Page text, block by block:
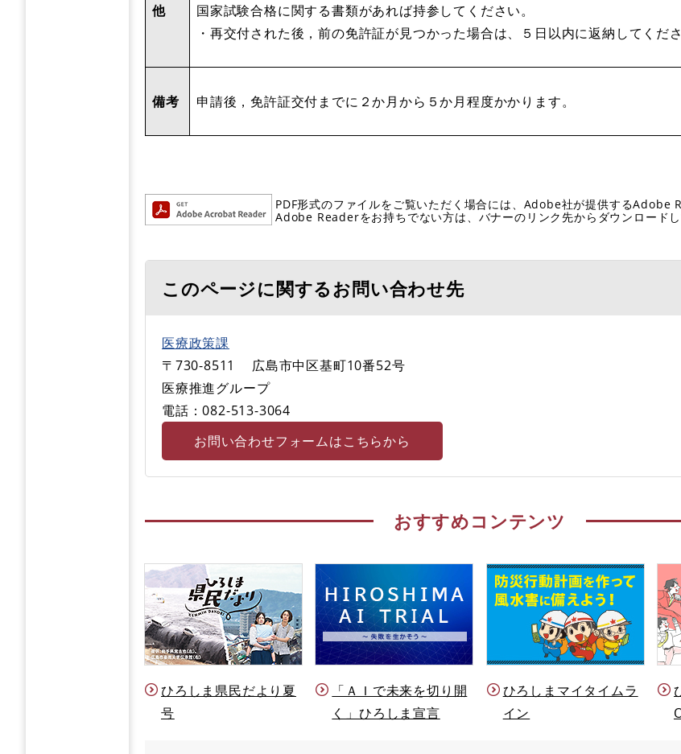
他
国家試験合格に関する書類があれば持参してください。
・再交付された後，前の免許証が見つかった場合は、５日以内に返納してくださ
備考 申請後，免許証交付までに２か月から５か月程度かかります。
PDF形式のファイルをご覧いただく場合には、Adobe社が提供するAdobe
Adobe Readerをお持ちでない方は、バナーのリンク先からダウンロードし
このページに関するお問い合わせ先
医療政策課
〒730-8511
広島市中区基町10番52号
医療推進グループ
電話：082-513-3064
お問い合わせフォームはこちらから
おすすめコンテンツ
ひろしま県民だより夏
号
「ＡＩで未来を切り開
く」ひろしま宣言
ひろしまマイタイムラ
イン